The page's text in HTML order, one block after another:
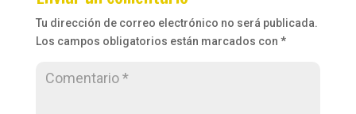
Tu dirección de correo electrónico no será publicada.
Los campos obligatorios están marcados con *